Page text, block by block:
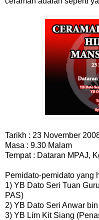
Tarikh : 23 November
Masa : 9.30 Malam
Tempat : Dataran MPAJ,
Pemidato-pemidato yang
1) YB Dato Seri Tuan
PAS)
2) YB Dato Seri Anwar
3) YB Lim Kit Siang